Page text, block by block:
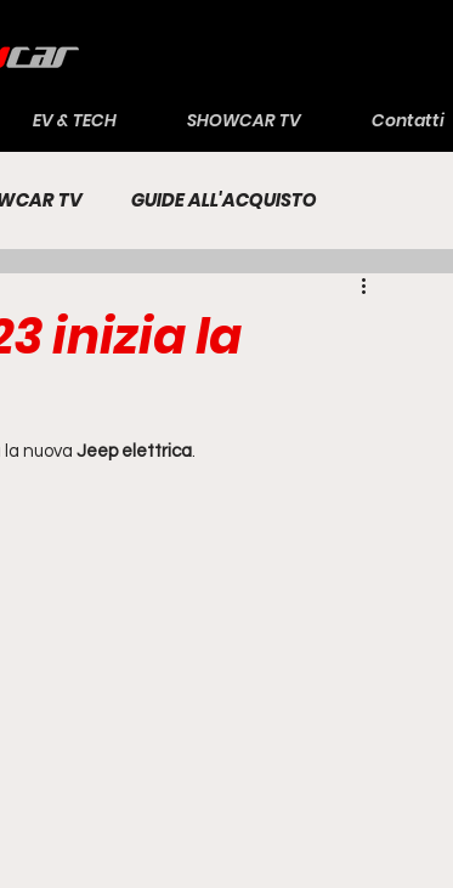
EV & TECH SHOWCAR TV Contatti
TV GUIDE ALL'ACQUISTO
inizia la
nuova Jeep elettrica.